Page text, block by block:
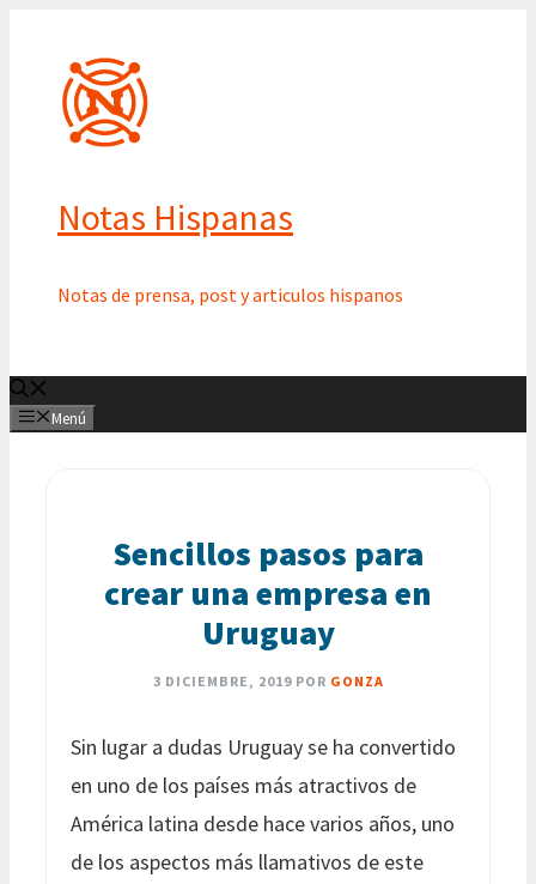
contenido
Notas Hispanas
Notas de prensa, post y articulos hispanos
Menú
Sencillos pasos para
crear una empresa en
Uruguay
3 DICIEMBRE, 2019 POR GONZA
Sin lugar a dudas Uruguay se ha convertido
en uno de los países más atractivos de
América latina desde hace varios años, uno
de los aspectos más llamativos de este